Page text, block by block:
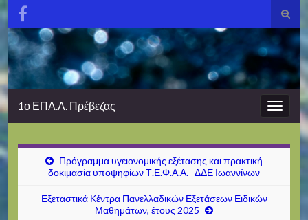
Search for:
1ο ΕΠΑ.Λ. Πρέβεζας
Πρόγραμμα υγειονομικής εξέτασης και πρακτική
δοκιμασία υποψηφίων Τ.Ε.Φ.Α.Α._ ΔΔΕ Ιωαννίνων
Εξεταστικά Κέντρα Πανελλαδικών Εξετάσεων Ειδικών
Μαθημάτων, έτους 2025